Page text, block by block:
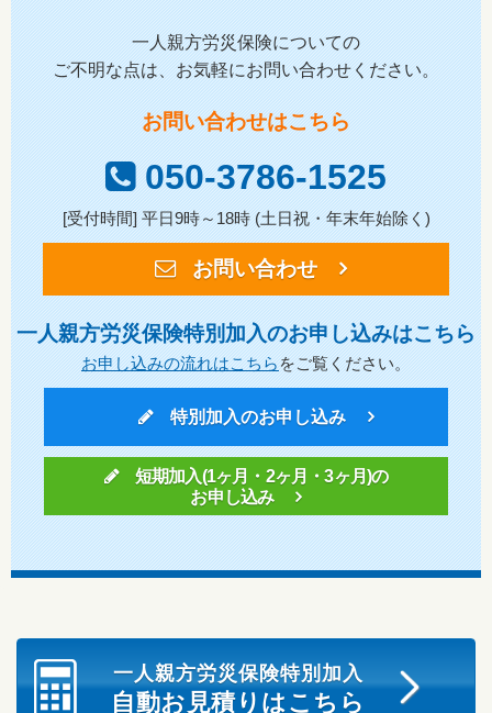
一人親方労災保険についての
ご不明な点は、お気軽にお問い合わせください。
お問い合わせはこちら
050-3786-1525
[受付時間] 平日9時～18時 (土日祝・年末年始除く)
お問い合わせ
一人親方労災保険特別加入のお申し込みはこちら
お申し込みの流れはこちらをご覧ください。
特別加入のお申し込み
短期加入(1ヶ月・2ヶ月・3ヶ月)の
お申し込み
一人親方労災保険特別加入
自動お見積りはこちら